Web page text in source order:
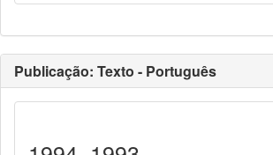
Publicação: Texto - Português